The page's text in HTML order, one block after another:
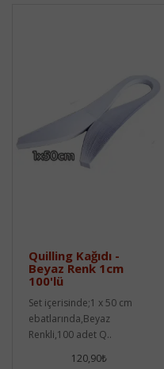
Quilling Kağıdı -
Beyaz Renk 1cm
100'lü
Set içerisinde;1 x 50 cm
ebatlarında,Beyaz
Renkli,100 adet Q..
120,90₺